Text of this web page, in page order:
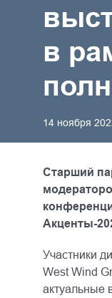
в
14 ноября
Старший
Акценты-
Участники
West Wind
актуальные